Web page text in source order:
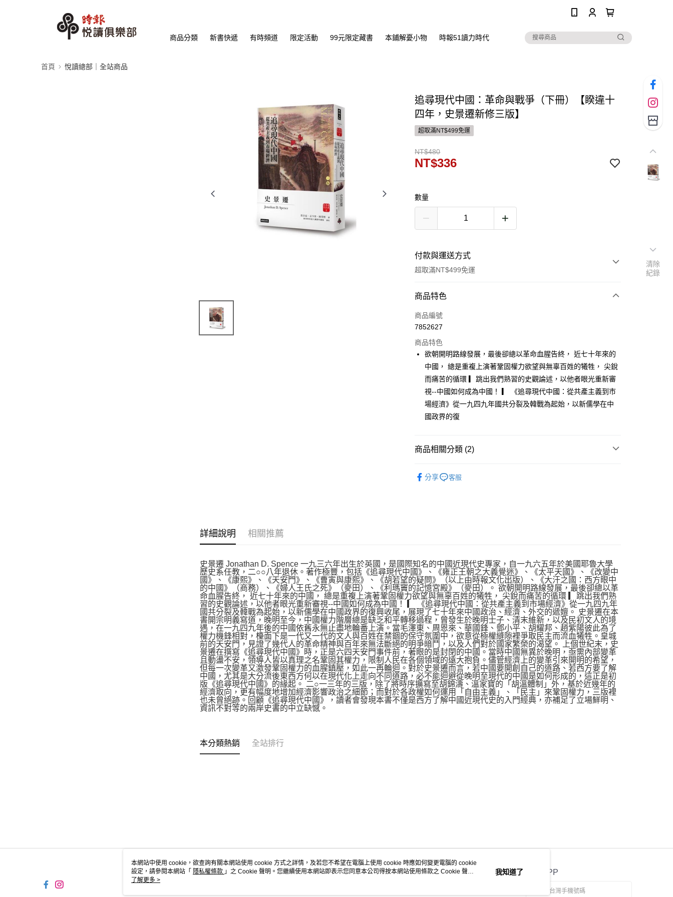
商品分類 新書快遞 有時頻道 限定活動 99元限定藏書 本鋪解憂小物 時報51讀力時代
首頁 悅讀總部｜全站商品
追尋現代中國：革命與戰爭（下冊）【睽違十
四年，史景遷新修三版】
超取滿NT$499免運
NT$480
NT$336
數量
付款與運送方式
超取滿NT$499免運
付款方式
信用卡一次付款
運送方式
付款後全家取貨
每筆NT$60，滿NT$499(含以上)免運費
付款後7-11取貨
宅配
商品特色
商品編號
7852627
商品特色
欲朝開明路線發展，最後卻總以革命血腥告終， 近七十年來的
中國， 總是重複上演著鞏固權力欲望與無辜百姓的犧牲， 尖銳
而痛苦的循環 ▎跳出我們熟習的史觀論述，以他者眼光重新審
視--中國如何成為中國！ ▎ 《追尋現代中國：從共產主義到市
場經濟》從一九四九年國共分裂及韓戰為起始，以新儒學在中
國政界的復
商品相關分類 (2)
分享 客服
詳細說明 相關推薦
史景遷 Jonathan D. Spence 一九三六年出生於英國，是國際知名的中國近現代史專家，自一九六五年於美國耶魯大學
歷史系任教，二○○八年退休。著作極豐，包括《追尋現代中國》、《雍正王朝之大義覺迷》、《太平天國》、《改變中
國》、《康熙》、《天安門》、《曹寅與康熙》、《胡若望的疑問》（以上由時報文化出版）、《大汗之國：西方眼中
的中國》（商務）、《婦人王氏之死》（麥田）、《利瑪竇的記憶宮殿》（麥田）。 欲朝開明路線發展，最後卻總以革
命血腥告終， 近七十年來的中國， 總是重複上演著鞏固權力欲望與無辜百姓的犧牲， 尖銳而痛苦的循環 ▎跳出我們熟
習的史觀論述，以他者眼光重新審視--中國如何成為中國！ ▎ 《追尋現代中國：從共產主義到市場經濟》從一九四九年
國共分裂及韓戰為起始，以新儒學在中國政界的復興收尾，展現了七十年來中國政治、經濟、外交的遞嬗。 史景遷在本
書開宗明義寫道，晚明至今，中國權力階層總是缺乏和平轉移過程，曾發生於晚明士子、清末維新，以及民初文人的境
遇，在一九四九年後的中國依舊永無止盡地輪番上演。當毛澤東、周恩來、華國鋒、鄧小平、胡耀邦、趙紫陽彼此為了
權力機鋒相對，檯面下是一代又一代的文人與百姓在禁錮的保守氛圍中，欲意從極權縫隙裡爭取民主而流血犧牲。皇城
前的天安門，見證了幾代人的革命精神與百年來無法斷絕的明爭暗鬥，以及人們對於國家繁榮的渴望。 上個世紀末，史
景遷在撰寫《追尋現代中國》時，正是六四天安門事件前，著眼的是封閉的中國。當時中國無異於晚明，亟需內部變革
且動盪不安，領導人皆以真理之名鞏固其權力，限制人民在各個領域的遠大抱負。儘管經濟上的變革引來開明的希望，
但每一次變革又激發鞏固權力的血腥鎮壓，如此一再輪迴。對於史景遷而言，若中國要開創自己的道路、若西方要了解
中國，尤其是大分流後東西方何以在現代化上走向不同道路，必不能迴避從晚明至現代的中國是如何形成的，這正是初
版《追尋現代中國》的緣起。 二○一三年的三版，除了將時序擴寫至胡錦濤、溫家寶的「胡溫體制」外，基於近幾年的
經濟取向，更有幅度地增加經濟影響政治之細節；而對於各政權如何運用「自由主義」、「民主」來鞏固權力，三版裡
也未曾絕跡。回顧《追尋現代中國》，讀者會發現本書不僅是西方了解中國近現代史的入門經典，亦補足了立場鮮明、
資訊不對等的兩岸史書的中立缺憾。
本分類熱銷 全站排行
關於我們 客服資訊 官方APP
清除
紀錄
本網站中使用 cookie，欲查詢有關本網站使用 cookie 方式之詳情，及若您不希望在電腦上使用 cookie 時應如何變更電腦的 cookie
設定，請參閱本網站「 隱私權條款 」之 Cookie 聲明。您繼續使用本網站即表示您同意本公司得按本網站使用條款之 Cookie 聲明
使用 cookie。
了解更多 >
我知道了